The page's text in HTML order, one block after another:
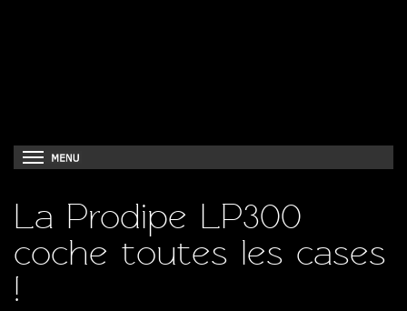
La Prodipe LP300
coche toutes les cases
!